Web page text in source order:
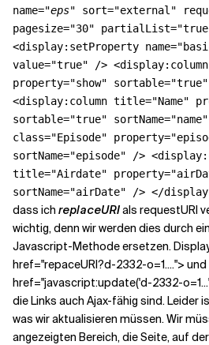
name="eps" sort="external"
pagesize="30"
<display:setProperty
value="true" />
property="show" sortable="true"
<display:column title="Name"
sortable="true"
class="Episode"
sortName="episode" />
title="Airdate"
sortName="airDate" /> </
dass ich replaceURIals requestURI
wichtig, denn wir werden dies durch
Javascript-Methode ersetzen.
href="repaceURI?d-2332-o=1....">
href="javascript:update('d-2332-
die Links auch Ajax-fähig sind. Leider
was wir aktualisieren müssen. Wir
angezeigten Bereich, die Seite, auf